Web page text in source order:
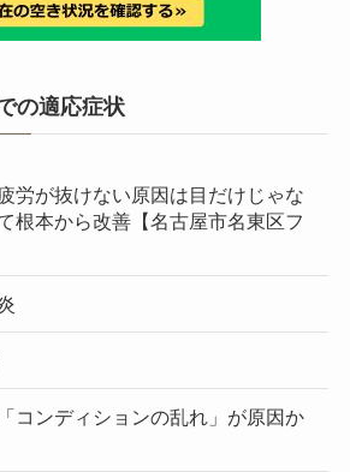
の適応症状
労が抜けない原因は目だけじゃな
根本から改善【名古屋市名東区フ
コンディションの乱れ」が原因か